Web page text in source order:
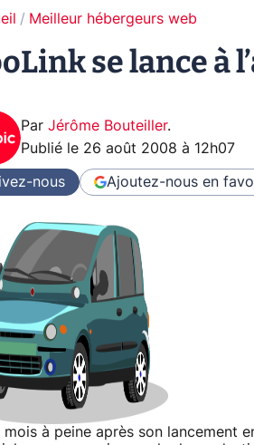
Meilleur hébergeurs web
se lance à
Par Jérôme Bouteiller.
Publié le 26 août 2008 à 12h07
nous Ajoutez-nous en
mois à peine après son lancement